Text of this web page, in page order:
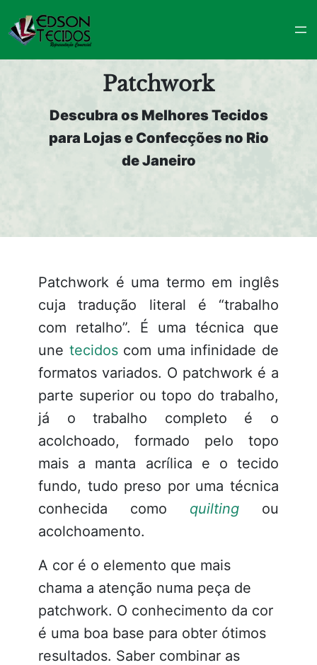
Pular
para
o
Patchwork
Descubra os Melhores Tecidos
para Lojas e Confecções no Rio
de Janeiro
Patchwork é uma termo em inglês
cuja tradução literal é “trabalho
com retalho”. É uma técnica que
une tecidoscom uma infinidade de
formatos variados. O patchwork é a
parte superior ou topo do trabalho,
já o trabalho completo é o
acolchoado, formado pelo topo
mais a manta acrílica e o tecido
fundo, tudo preso por uma técnica
conhecida como quiltingou
acolchoamento.
A cor é o elemento que mais
chama a atenção numa peça de
patchwork. O conhecimento da cor
é uma boa base para obter ótimos
resultados. Saber combinar as